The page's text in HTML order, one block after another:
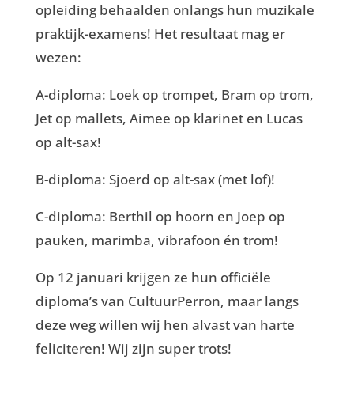
opleiding behaalden onlangs hun muzikale
praktijk-examens! Het resultaat mag er
wezen:
A-diploma: Loek op trompet, Bram op trom,
Jet op mallets, Aimee op klarinet en Lucas
op alt-sax!
B-diploma: Sjoerd op alt-sax (met lof)!
C-diploma: Berthil op hoorn en Joep op
pauken, marimba, vibrafoon én trom!
Op 12 januari krijgen ze hun officiële
diploma’s van CultuurPerron, maar langs
deze weg willen wij hen alvast van harte
feliciteren! Wij zijn super trots!